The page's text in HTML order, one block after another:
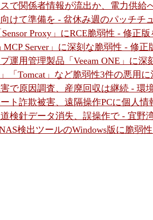
で関係者情報が流出か、電力供給
けて準備を - 盆休み週のパッチチ
Sensor Proxy」にRCE脆弱性 - 修正
MCP Server」に深刻な脆弱性 - 修正
運用管理製品「Veeam ONE」に深
」「Tomcat」など脆弱性3件の悪用
で原因調査、産廃回収は継続 - 環
ト詐欺被害、遠隔操作PCに個人情
検針データ消失、誤操作で - 宜野
検出ツールのWindows版に脆弱